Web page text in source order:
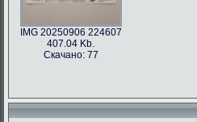
IMG 20250906 224607
407.04 Kb.
Скачано: 77